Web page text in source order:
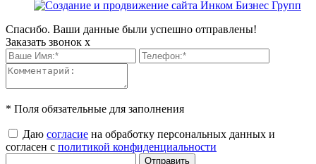
Спасибо. Ваши данные были успешно отправлены!
Заказать звонок x
* Поля обязательные для заполнения
Даю согласие на обработку персональных данных и
согласен с политикой конфиденциальности